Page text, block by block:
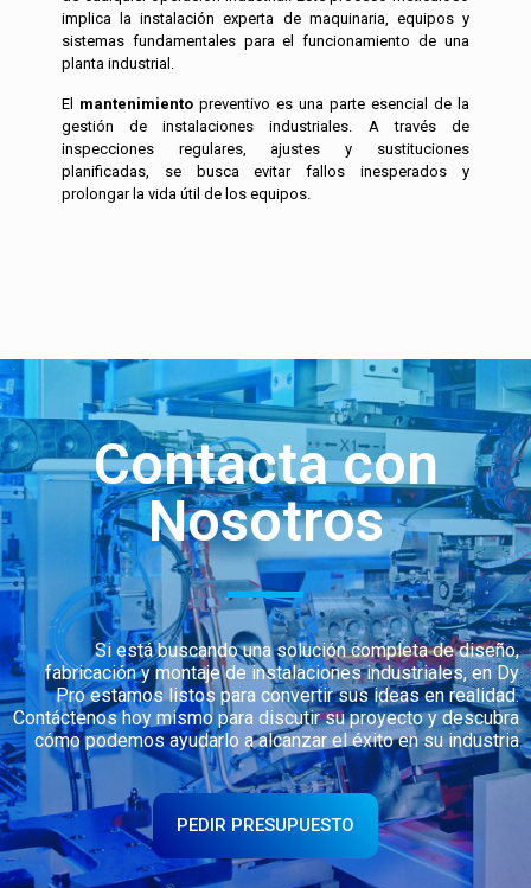
implica la instalación experta de maquinaria, equipos y
sistemas fundamentales para el funcionamiento de una
planta industrial.
El mantenimientopreventivo es una parte esencial de la
gestión de instalaciones industriales. A través de
inspecciones regulares, ajustes y sustituciones
planificadas, se busca evitar fallos inesperados y
prolongar la vida útil de los equipos.
Contacta con
Nosotros
Si está buscando una solución completa de diseño,
fabricación y montaje de instalaciones industriales, en Dy
Pro estamos listos para convertir sus ideas en realidad.
Contáctenos hoy mismo para discutir su proyecto y descubra
cómo podemos ayudarlo a alcanzar el éxito en su industria
PEDIR PRESUPUESTO